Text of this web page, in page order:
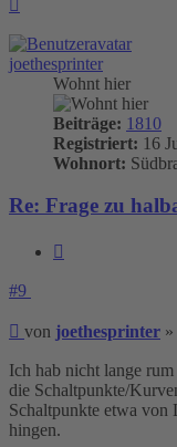
joethesprinter
Wohnt hier
Beiträge: 1810
Registriert: 16
Wohnort:
Re: Frage zu
#9
Beitrag
von joethesprinter »
Ich hab nicht lange
die Schaltpunkte/
Schaltpunkte etwa von
hingen.